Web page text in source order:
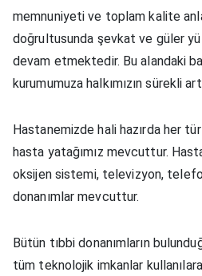
memnuniyeti ve toplam kalite
doğrultusunda şevkat ve güler
devam etmektedir. Bu alandaki
kurumumuza halkımızın sürekli
Hastanemizde hali hazırda her
hasta yatağımız mevcuttur.
oksijen sistemi, televizyon,
donanımlar mevcuttur.
Bütün tıbbi donanımların
tüm teknolojik imkanlar